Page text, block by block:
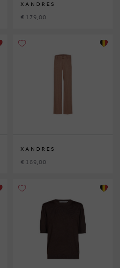
XANDRES
€ 179,00
XANDRES
€ 169,00